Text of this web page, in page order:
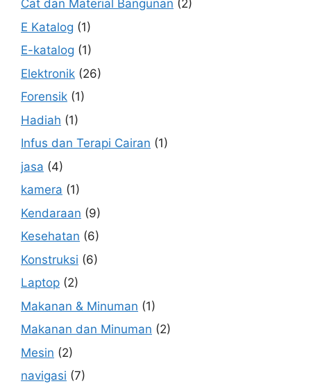
Cat dan Material Bangunan (2)
E Katalog (1)
E-katalog (1)
Elektronik (26)
Forensik (1)
Hadiah (1)
Infus dan Terapi Cairan (1)
jasa (4)
kamera (1)
Kendaraan (9)
Kesehatan (6)
Konstruksi (6)
Laptop (2)
Makanan & Minuman (1)
Makanan dan Minuman (2)
Mesin (2)
navigasi (7)